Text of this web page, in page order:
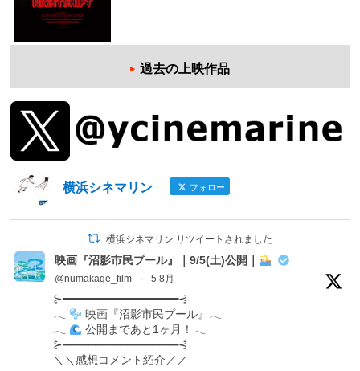
過去の上映作品
横浜シネマリン フォロー
横浜シネマリン リツイートされました
映画『沼影市民プール』｜9/5(土)公開｜
@numakage_film · 5 8月
⊱━━━━━━━━━━━━━━━━━━⊰
𓂃
映画『沼影市民プール』𓂃
𓂃
公開まであと1ヶ月！𓂃
⊱━━━━━━━━━━━━━━━━━━⊰
＼＼感想コメント紹介／／